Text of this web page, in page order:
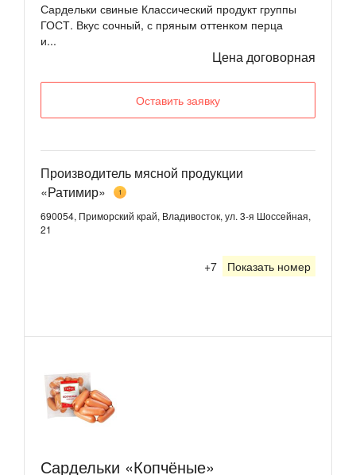
Сардельки свиные Классический продукт группы
ГОСТ. Вкус сочный, с пряным оттенком перца
и...
Цена договорная
Оставить заявку
Производитель мясной продукции
«Ратимир»
1
690054, Приморский край, Владивосток, ул. 3-я Шоссейная,
21
+7 Показать номер
Сардельки «Копчёные»